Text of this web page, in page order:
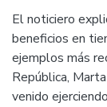
El noticiero
beneficios en
ejemplos más
República,
venido